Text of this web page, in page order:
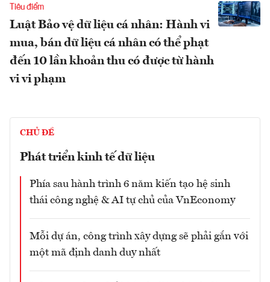
Tiêu điểm
Luật Bảo vệ dữ liệu cá nhân: Hành vi
mua, bán dữ liệu cá nhân có thể phạt
đến 10 lần khoản thu có được từ hành
vi vi phạm
CHỦ ĐỀ
Phát triển kinh tế dữ liệu
Phía sau hành trình 6 năm kiến tạo hệ sinh
thái công nghệ & AI tự chủ của VnEconomy
Mỗi dự án, công trình xây dựng sẽ phải gắn với
một mã định danh duy nhất